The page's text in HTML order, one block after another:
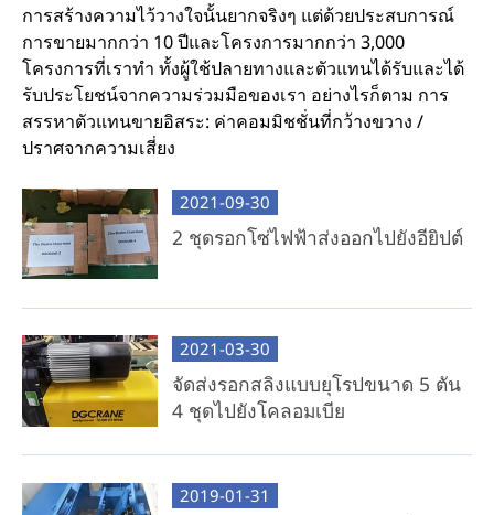
การสร้างความไว้วางใจนั้นยากจริงๆ แต่ด้วยประสบการณ์
การขายมากกว่า 10 ปีและโครงการมากกว่า 3,000
โครงการที่เราทำ ทั้งผู้ใช้ปลายทางและตัวแทนได้รับและได้
รับประโยชน์จากความร่วมมือของเรา อย่างไรก็ตาม การ
สรรหาตัวแทนขายอิสระ: ค่าคอมมิชชั่นที่กว้างขวาง /
ปราศจากความเสี่ยง
2021-09-30
2 ชุดรอกโซ่ไฟฟ้าส่งออกไปยังอียิปต์
2021-03-30
จัดส่งรอกสลิงแบบยุโรปขนาด 5 ตัน
4 ชุดไปยังโคลอมเบีย
2019-01-31